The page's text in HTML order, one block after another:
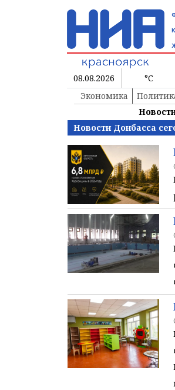
08.08.2026 °C
Экономика
Новости Донбасса